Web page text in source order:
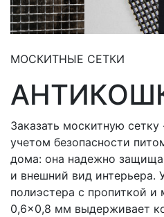
МОСКИТНЫЕ СЕТКИ
Заказать москитную
учетом безопасности
дома: она надежно
и внешний вид интерьера.
полиэстера с пропиткой
0,6×0,8 мм выдерживает